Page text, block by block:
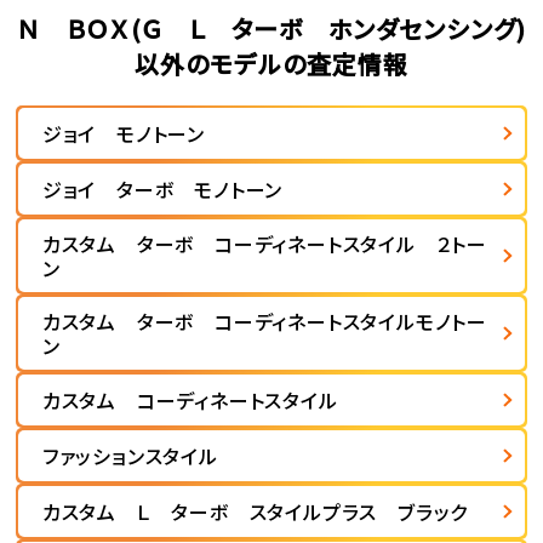
Ｎ ＢＯＸ(Ｇ Ｌ ターボ ホンダセンシング)
以外のモデルの査定情報
ジョイ モノトーン
ジョイ ターボ モノトーン
カスタム ターボ コーディネートスタイル ２トー
ン
カスタム ターボ コーディネートスタイルモノトー
ン
カスタム コーディネートスタイル
ファッションスタイル
カスタム Ｌ ターボ スタイルプラス ブラック